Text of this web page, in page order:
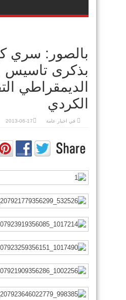
بالصور: سري
بذكرى تاسيس
الديمقراطي
الكردي
في اخبار عامة 2013-06-17